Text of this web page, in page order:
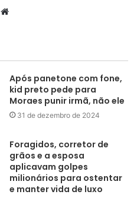
Website
Após panetone com fone,
kid preto pede para
Moraes punir irmã, não ele
31 de dezembro de 2024
Foragidos, corretor de
grãos e a esposa
aplicavam golpes
milionários para ostentar
e manter vida de luxo